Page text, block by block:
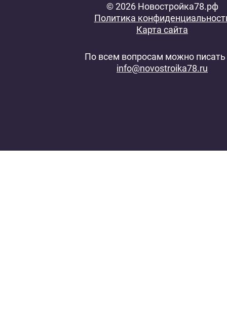
© 2026 Новостройка78.рф
Политика
Карта сайта
По всем вопросам можно писать
info@novostroika78.ru